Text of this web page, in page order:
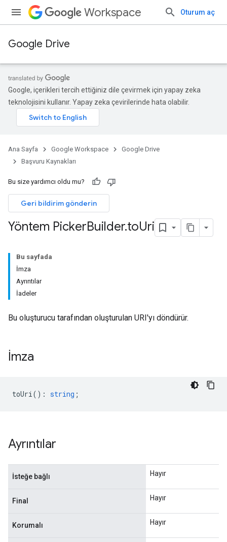
Workspace Oturum aç
Google Drive
Google, içerikleri tercih ettiğiniz dile çevirmek için yapay zeka
teknolojisini kullanır. Yapay zeka çevirilerinde hata olabilir.
Ana Sayfa Google Workspace
Google Drive
Başvuru Kaynakları
Bu size yardımcı oldu mu?
Geri bildirim gönderin
Yöntem PickerBuilder.toUri
Bu sayfada
İmza
Ayrıntılar
İadeler
Bu oluşturucu tarafından oluşturulan URI'yı döndürür.
İmza
toUri() : string ;
Ayrıntılar
İsteğe bağlı Hayır
Final Hayır
Korumalı Hayır